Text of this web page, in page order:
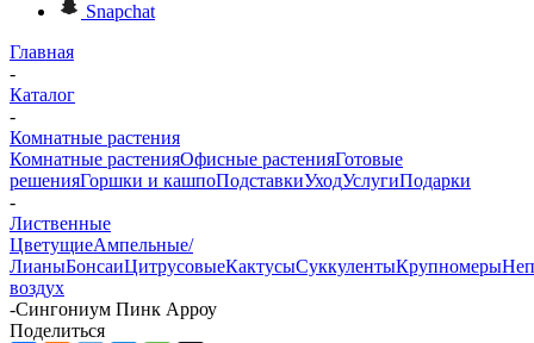
Snapchat
Главная
-
Каталог
-
Комнатные растения
Комнатные растенияОфисные растенияГотовые
решенияГоршки и кашпоПодставкиУходУслугиПодарки
-
Лиственные
ЦветущиеАмпельные/
ЛианыБонсаиЦитрусовыеКактусыСуккулентыКрупномеры
воздух
-Сингониум Пинк Арроу
Поделиться